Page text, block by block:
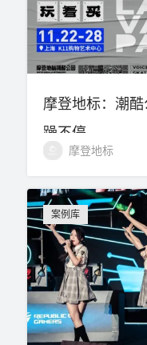
摩登地标：潮
躁不停
摩登地标
案例库